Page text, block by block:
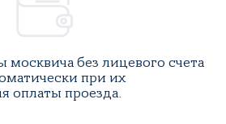
москвича без лицевого счета
при их
оплаты проезда.